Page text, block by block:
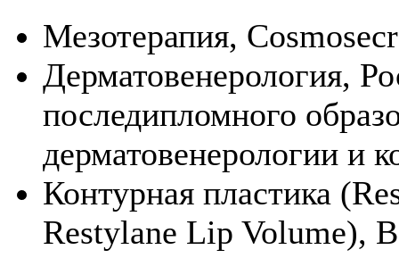
Мезотерапия,
Дерматовенерология,
последипломного
дерматовенерологии и
Контурная пластика
Restylane Lip Volume),